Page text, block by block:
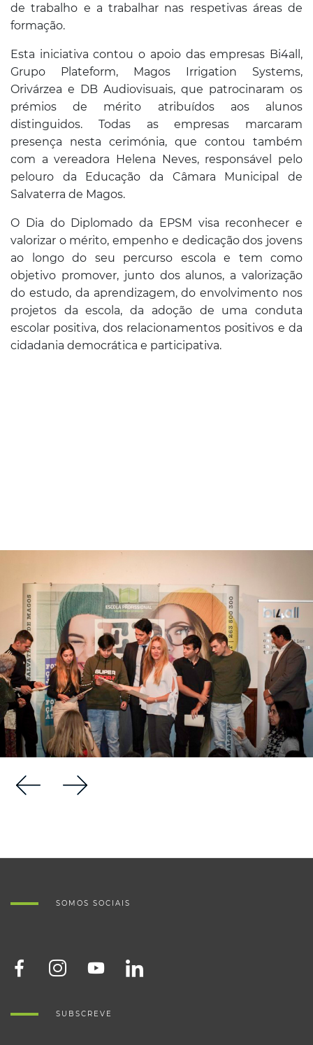
de trabalho e a trabalhar nas respetivas áreas de
formação.
Esta iniciativa contou o apoio das empresas Bi4all,
Grupo Plateform, Magos Irrigation Systems,
Orivárzea e DB Audiovisuais, que patrocinaram os
prémios de mérito atribuídos aos alunos
distinguidos. Todas as empresas marcaram
presença nesta cerimónia, que contou também
com a vereadora Helena Neves, responsável pelo
pelouro da Educação da Câmara Municipal de
Salvaterra de Magos.
O Dia do Diplomado da EPSM visa reconhecer e
valorizar o mérito, empenho e dedicação dos jovens
ao longo do seu percurso escola e tem como
objetivo promover, junto dos alunos, a valorização
do estudo, da aprendizagem, do envolvimento nos
projetos da escola, da adoção de uma conduta
escolar positiva, dos relacionamentos positivos e da
cidadania democrática e participativa.
SOMOS SOCIAIS
SUBSCREVE